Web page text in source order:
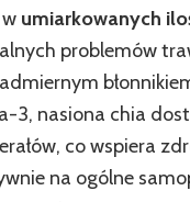
umiarkowanych
problemów
3, nasiona chia
co wspiera
na ogólne